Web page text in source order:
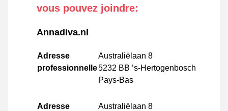
vous pouvez joindre:
Annadiva.nl
Adresse
professionnelle
Australiëlaan 8
5232 BB ’s-Hertogenbosch
Pays-Bas
Adresse
Australiëlaan 8